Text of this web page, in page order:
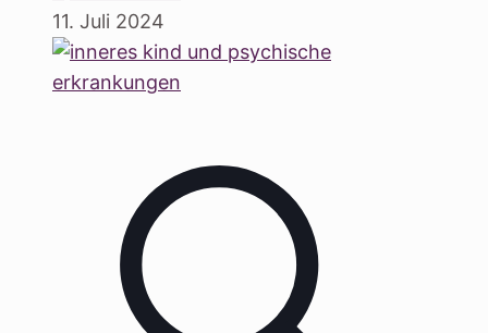
11. Juli 2024